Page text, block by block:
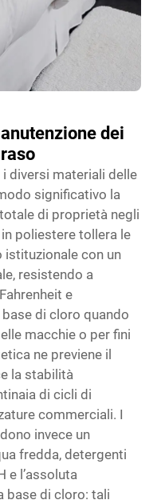
dei
diversi materiali delle
significativo la
di proprietà negli
poliestere tollera le
istituzionale con un
resistendo a
e
di cloro quando
macchie o per fini
ne previene il
la stabilità
di cicli di
commerciali. I
invece un
fredda, detergenti
e l’assoluta
base di cloro: tali